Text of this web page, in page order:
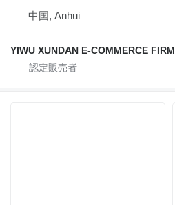
中国, Anhui
YIWU XUNDAN E-COMMERCE FIRM